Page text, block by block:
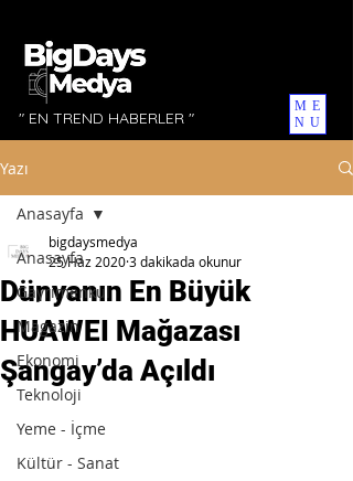
ME
NU
" EN TREND HABERLER "
Yazı
Anasayfa
Gayrimenkul
Magazin
Ekonomi
Teknoloji
Yeme - İçme
Kültür - Sanat
Anasayfa
Dünyanın En Büyük
HUAWEI Mağazası
Şangay’da Açıldı
bigdaysmedya
25 Haz 20203 dakikada okunur